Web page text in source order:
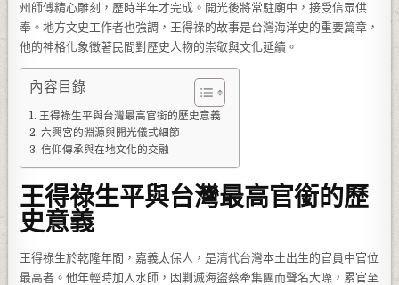
州師傅精心雕刻，歷時半年才完成。開光後將常駐廟中，接受信眾供
奉。地方文史工作者也強調，王得祿的故事是台灣海洋史的重要篇章，
他的神格化象徵著民間對歷史人物的崇敬與文化延續。
內容目錄
王得祿生平與台灣最高官銜的歷史意義
六興宮的淵源與開光儀式細節
信仰傳承與在地文化的交融
王得祿生平與台灣最高官銜的歷
史意義
王得祿生於乾隆年間，嘉義太保人，是清代台灣本土出生的官員中官位
最高者。他年輕時加入水師，因剿滅海盜蔡牽集團而聲名大噪，累官至